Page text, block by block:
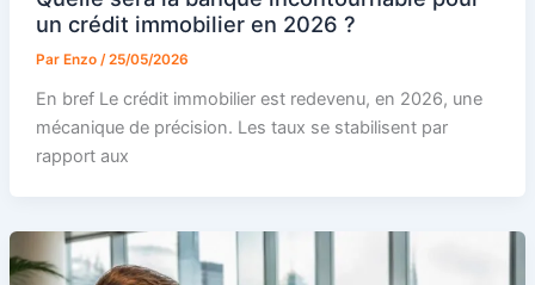
un crédit immobilier en 2026 ?
Par Enzo /25/05/2026
En bref Le crédit immobilier est redevenu, en 2026, une
mécanique de précision. Les taux se stabilisent par
rapport aux